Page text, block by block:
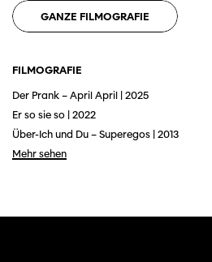
Diese Seite wird mit
GANZE FILMOGRAFIE
FILMOGRAFIE
Der Prank – April April | 2025
Er so sie so | 2022
Über-Ich und Du – Superegos | 2013
Mehr sehen